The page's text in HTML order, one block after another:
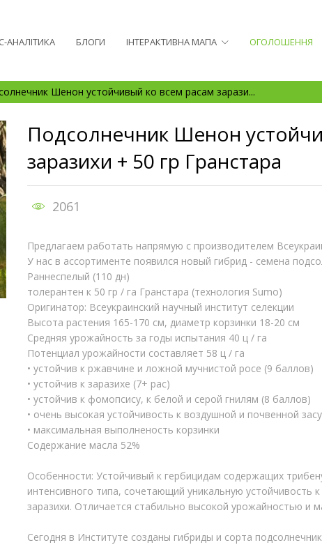
АНАЛІТИКА БЛОГИ ІНТЕРАКТИВНА МАПА ОГОЛОШЕННЯ
Шенон устойчивый ко всем расам зарази...
Подсолнечник Шенон
заразихи + 50 гр Гранстара
2061
Предлагаем работать напрямую с производителем
У нас в ассортименте появился новый гибрид - семена
Раннеспелый (110 дн)
толерантен к 50 гр / га Гранстара (технология Sumo)
Оригинатор: Всеукраинский научный институт селекции
Высота растения 165-170 см, диаметр корзинки 18-20 см
Средняя урожайность за годы испытания 40 ц / га
Потенциал урожайности составляет 58 ц / га
• устойчив к ржавчине и ложной мучнистой росе (9 баллов)
• устойчив к заразихе (7+ рас)
• устойчив к фомопсису, к белой и серой гнилям (8 баллов)
• очень высокая устойчивость к воздушной и почвенной
• максимальная выполненость корзинки
Содержание масла 52%
Особенности: Устойчивый к гербицидам содержащих
интенсивного типа, сочетающий уникальную устойчивость
заразихи. Отличается стабильно высокой урожайностью и
Сегодня в Институте созданы гибриды и сорта